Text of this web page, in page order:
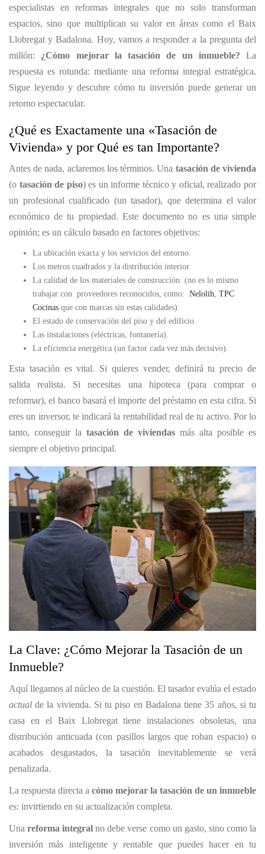
especialistas en reformas integrales que no solo transforman
espacios, sino que multiplican su valor en áreas como el Baix
Llobregat y Badalona. Hoy, vamos a responder a la pregunta del
millón: ¿Cómo mejorar la tasación de un inmueble? La
respuesta es rotunda: mediante una reforma integral estratégica.
Sigue leyendo y descubre cómo tu inversión puede generar un
retorno espectacular.
¿Qué es Exactamente una «Tasación de
Vivienda» y por Qué es tan Importante?
Antes de nada, aclaremos los términos. Una tasación de vivienda
(o tasación de piso) es un informe técnico y oficial, realizado por
un profesional cualificado (un tasador), que determina el valor
económico de tu propiedad. Este documento no es una simple
opinión; es un cálculo basado en factores objetivos:
La ubicación exacta y los servicios del entorno.
Los metros cuadrados y la distribución interior.
La calidad de los materiales de construcción. (no es lo mismo
trabajar con proveedores reconocidos, como: Nelolih, TPC
Cocinas que con marcas sin estas calidades).
El estado de conservación del piso y del edificio.
Las instalaciones (eléctricas, fontanería).
La eficiencia energética (un factor cada vez más decisivo).
Esta tasación es vital. Si quieres vender, definirá tu precio de
salida realista. Si necesitas una hipoteca (para comprar o
reformar), el banco basará el importe del préstamo en esta cifra. Si
eres un inversor, te indicará la rentabilidad real de tu activo. Por lo
tanto, conseguir la tasación de viviendas más alta posible es
siempre el objetivo principal.
La Clave: ¿Cómo Mejorar la Tasación de un
Inmueble?
Aquí llegamos al núcleo de la cuestión. El tasador evalúa el estado
actual de la vivienda. Si tu piso en Badalona tiene 35 años, si tu
casa en el Baix Llobregat tiene instalaciones obsoletas, una
distribución anticuada (con pasillos largos que roban espacio) o
acabados desgastados, la tasación inevitablemente se verá
penalizada.
La respuesta directa a cómo mejorar la tasación de un inmueble
es: invirtiendo en su actualización completa.
Unareforma integral no debe verse como un gasto, sino como la
inversión más inteligente y rentable que puedes hacer en tu